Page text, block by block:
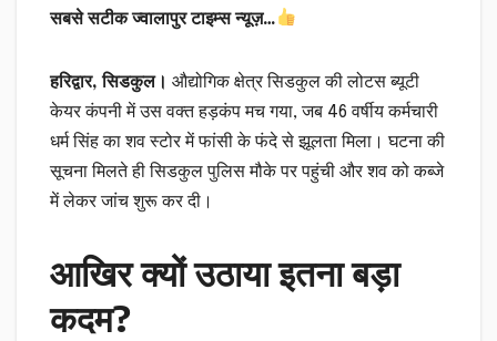
सबसे सटीक ज्वालापुर टाइम्स न्यूज़…
हरिद्वार, सिडकुल। औद्योगिक क्षेत्र सिडकुल की लोटस ब्यूटी
केयर कंपनी में उस वक्त हड़कंप मच गया, जब 46 वर्षीय कर्मचारी
धर्म सिंह का शव स्टोर में फांसी के फंदे से झूलता मिला। घटना की
सूचना मिलते ही सिडकुल पुलिस मौके पर पहुंची और शव को कब्जे
में लेकर जांच शुरू कर दी।
आखिर क्यों उठाया इतना बड़ा
कदम?